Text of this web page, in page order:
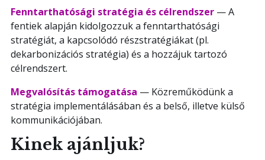
Fenntarthatósági stratégia és célrendszer — A
fentiek alapján kidolgozzuk a fenntarthatósági
stratégiát, a kapcsolódó részstratégiákat (pl.
dekarbonizációs stratégia) és a hozzájuk tartozó
célrendszert.
Megvalósítás támogatása — Közreműködünk a
stratégia implementálásában és a belső, illetve külső
kommunikációjában.
Kinek ajánljuk?